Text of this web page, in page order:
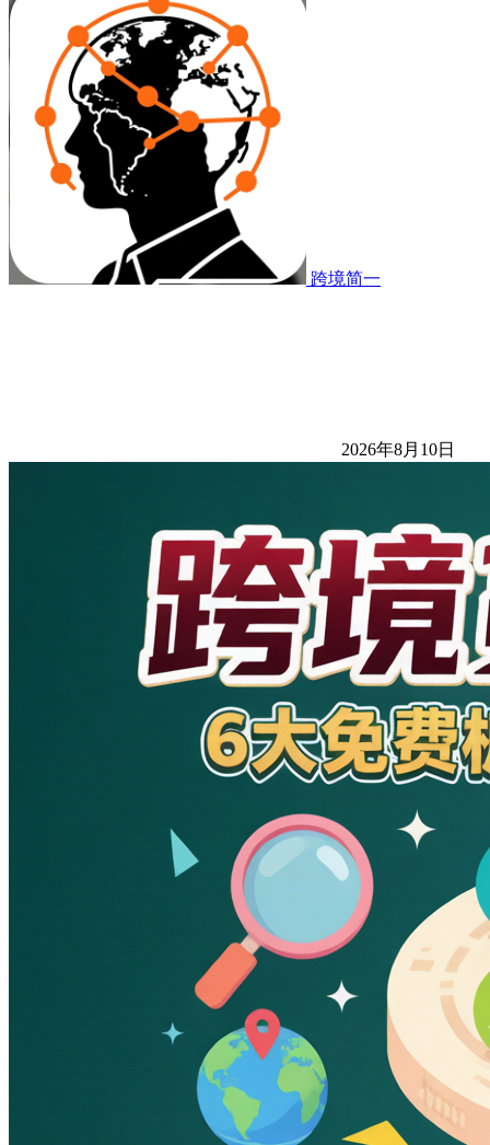
跨境简一
2026年8月10日